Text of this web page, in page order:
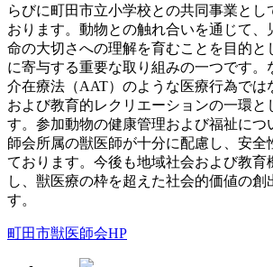
らびに町田市立小学校との共同事業とし
おります。動物との触れ合いを通じて、
命の大切さへの理解を育むことを目的と
に寄与する重要な取り組みの一つです。
介在療法（AAT）のような医療行為では
および教育的レクリエーションの一環と
す。参加動物の健康管理および福祉につ
師会所属の獣医師が十分に配慮し、安全
ております。今後も地域社会および教育
し、獣医療の枠を超えた社会的価値の創
す。
町田市獣医師会HP